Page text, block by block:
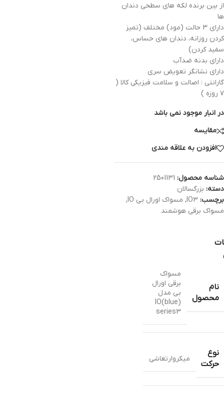
از بین برنده لکه های سطحی دندان
ها
دارای 3 حالت (مود) مختلف (تمیز
کردن روزانه، دندان های حساس،
سفید کردن)
دارای بدنه ضدآب
دارای نشانگر تعویض سری
گارانتی : اصالت و سلامت فیزیکی کالا (
۷ روزه )
در انبار موجود نمی باشد
مقایسه
افزودن به علاقه مندی
شناسه محصول: 2501131
دسته: بزرگسالان
برچسب: IO3
, مسواک اورال بی IO
,
مسواک برقی هوشمند
نام
محصول
مسواک
برقی اورال
بی مدل
(blue)IO
series3
نوع
حرکت
میکروارتعاشی